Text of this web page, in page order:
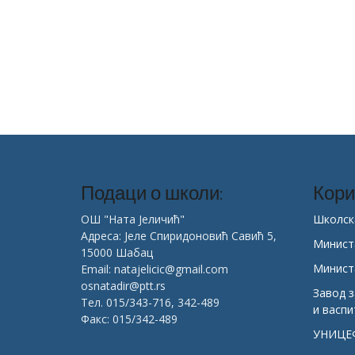
Подаци о школи:
ОШ "Ната Јеличић"
Адреса: Јеле Спиридоновић Савић 5,
15000 Шабац
Email: natajelicic@gmail.com
osnatadir@ptt.rs
Тел. 015/343-716, 342-489
Факс: 015/342-489
Завод
и